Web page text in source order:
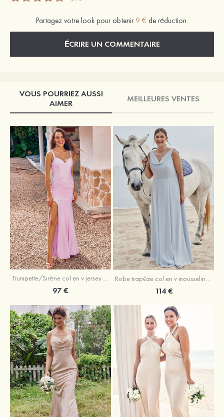
Partagez votre look pour obtenir 9 € de réduction.
ÉCRIRE UN COMMENTAIRE
VOUS POURRIEZ AUSSI
AIMER
MEILLEURES VENTES
Trumpette/Sirène col en v jersey ras du sol robe de demoiselle d'honneur
97 € 114 €